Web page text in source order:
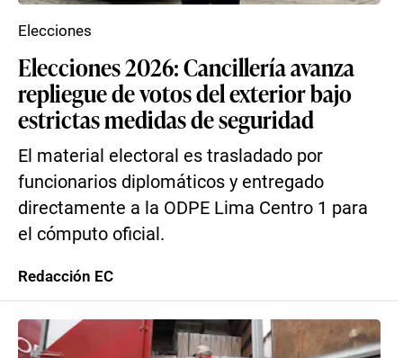
Elecciones 2026: Cancillería avanza
repliegue de votos del exterior bajo
estrictas medidas de seguridad
El material electoral es trasladado por
funcionarios diplomáticos y entregado
directamente a la ODPE Lima Centro 1 para
el cómputo oficial.
Elecciones
Redacción EC